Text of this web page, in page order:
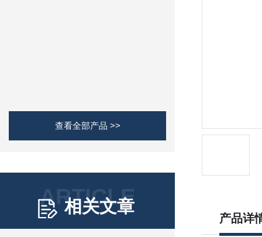
查看全部产品 >>
ARTICLE
相关文章
产品详